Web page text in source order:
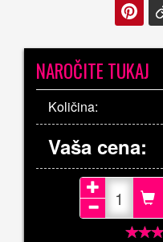
NAROČITE TUKAJ
Količina:
Vaša cena: